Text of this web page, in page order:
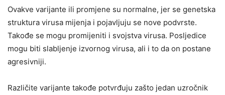
Ovakve varijante ili promjene su normalne, jer se genetska
struktura virusa mijenja i pojavljuju se nove podvrste.
Takođe se mogu promijeniti i svojstva virusa. Posljedice
mogu biti slabljenje izvornog virusa, ali i to da on postane
agresivniji.
Različite varijante takođe potvrđuju zašto jedan uzročnik